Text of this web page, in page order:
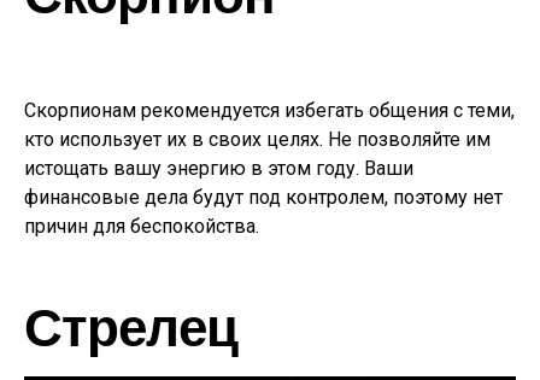
Скорпионам рекомендуется избегать общения с теми,
кто использует их в своих целях. Не позволяйте им
истощать вашу энергию в этом году. Ваши
финансовые дела будут под контролем, поэтому нет
причин для беспокойства.
Стрелец